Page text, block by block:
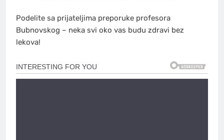
Podelite sa prijateljima preporuke profesora
Bubnovskog – neka svi oko vas budu zdravi bez
lekova!